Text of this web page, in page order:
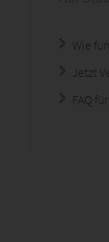
Wie
Jetzt
FAQ